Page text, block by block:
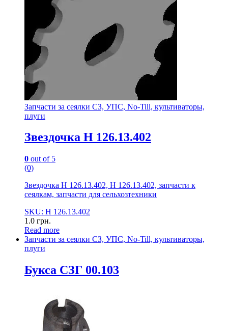
Запчасти за сеялки СЗ, УПС, No-Till, культиваторы,
плуги
Звездочка Н 126.13.402
0 out of 5
(0)
Звездочка Н 126.13.402, Н 126.13.402, запчасти к
сеялкам, запчасти для сельхозтехники
SKU: Н 126.13.402
1.0 грн.
Read more
Запчасти за сеялки СЗ, УПС, No-Till, культиваторы,
плуги
Букса СЗГ 00.103